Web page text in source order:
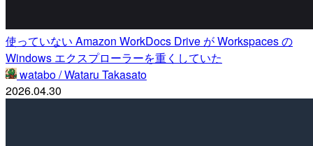
使っていない Amazon WorkDocs Drive が Workspaces の
Windows エクスプローラーを重くしていた
watabo / Wataru Takasato
2026.04.30